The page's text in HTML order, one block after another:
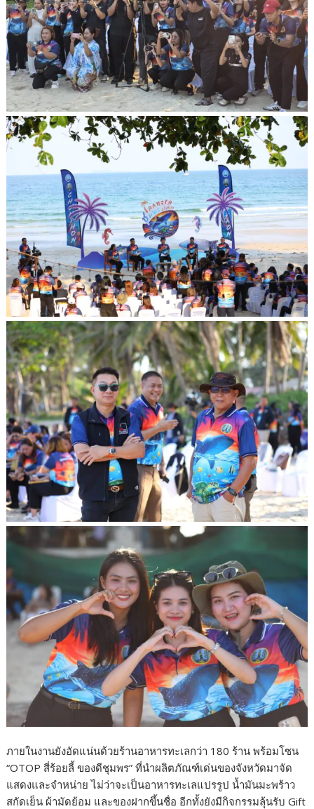
ภายในงานยังอัดแน่นด้วยร้านอาหารทะเลกว่า 180 ร้าน พร้อมโซน
“OTOP สี่ร้อยลี้ ของดีชุมพร” ที่นำผลิตภัณฑ์เด่นของจังหวัดมาจัด
แสดงและจำหน่าย ไม่ว่าจะเป็นอาหารทะเลแปรรูป น้ำมันมะพร้าว
สกัดเย็น ผ้ามัดย้อม และของฝากขึ้นชื่อ อีกทั้งยังมีกิจกรรมลุ้นรับ Gift